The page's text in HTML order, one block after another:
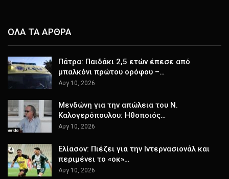
ΟΛΑ ΤΑ ΑΡΘΡΑ
Πάτρα: Παιδάκι 2,5 ετών έπεσε από
μπαλκόνι πρώτου ορόφου –…
Αυγ 10, 2026
Μενδώνη για την απώλεια του Ν.
Καλογερόπουλου: Ηθοποιός…
Αυγ 10, 2026
Ελίασον: Πιέζει για την Ιντερνασιονάλ και
περιμένει το «οκ»…
Αυγ 10, 2026